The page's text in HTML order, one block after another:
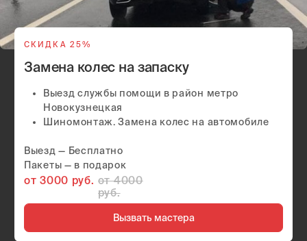
Обслуживаем легковые автомобили и
внедорожники
Скидки от 2 авто
Выезд — Бесплатно
Вызвать мастера
Круглосуточный
шиномонтаж - этозабота
о вашем комфорте